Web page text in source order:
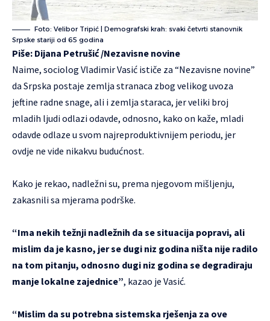
Foto: Velibor Tripić | Demografski krah: svaki četvrti stanovnik
Srpske stariji od 65 godina
Piše: Dijana Petrušić/Nezavisne novine
Naime, sociolog Vladimir Vasić ističe za “Nezavisne novine”
da Srpska postaje zemlja stranaca zbog velikog uvoza
jeftine radne snage, ali i zemlja staraca, jer veliki broj
mladih ljudi odlazi odavde, odnosno, kako on kaže, mladi
odavde odlaze u svom najreproduktivnijem periodu, jer
ovdje ne vide nikakvu budućnost.
Kako je rekao, nadležni su, prema njegovom mišljenju,
zakasnili sa mjerama podrške.
“Ima nekih težnji nadležnih da se situacija popravi, ali
mislim da je kasno, jer se dugi niz godina ništa nije radilo
na tom pitanju, odnosno dugi niz godina se degradiraju
manje lokalne zajednice”, kazao je Vasić.
“Mislim da su potrebna sistemska rješenja za ove